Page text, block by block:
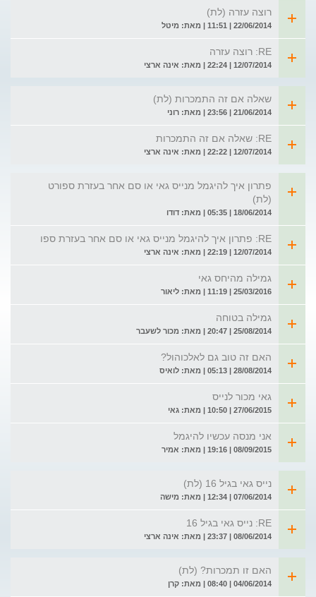
רוצה עזרה (לת)
22/06/2014 | 11:51 | מאת: מיטל
RE: רוצה עזרה
12/07/2014 | 22:24 | מאת: אינה ארצי
שאלה אם זה התמכרות (לת)
21/06/2014 | 23:56 | מאת: רוני
RE: שאלה אם זה התמכרות
12/07/2014 | 22:22 | מאת: אינה ארצי
פתרון איך להיגמל מנייס גאי או סם אחר בעזרת ספורט
(לת)
18/06/2014 | 05:35 | מאת: דודו
RE: פתרון איך להיגמל מנייס גאי או סם אחר בעזרת ספו
12/07/2014 | 22:19 | מאת: אינה ארצי
גמילה מהיחס גאי
25/03/2016 | 11:19 | מאת: ליאור
גמילה בטוחה
25/08/2014 | 20:47 | מאת: מכור לשעבר
האם זה טוב גם לאלכוהול?
28/08/2014 | 05:13 | מאת: לואיס
גאי מכור לנייס
27/06/2015 | 10:50 | מאת: גאי
אני מנסה עכשיו להיגמל
08/09/2015 | 19:16 | מאת: אמיר
נייס גאי בגיל 16 (לת)
07/06/2014 | 12:34 | מאת: מישה
RE: נייס גאי בגיל 16
08/06/2014 | 23:37 | מאת: אינה ארצי
האם זו תמכרות? (לת)
04/06/2014 | 08:40 | מאת: קרן